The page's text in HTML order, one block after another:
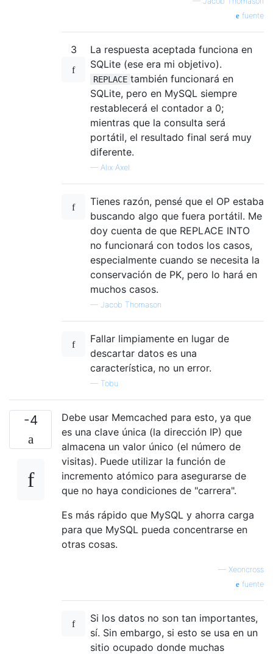
fuente
3
La respuesta aceptada funciona en
SQLite (ese era mi objetivo).
REPLACE también funcionará en
SQLite, pero en MySQL siempre
restablecerá el contador a 0;
mientras que la consulta será
portátil, el resultado final será muy
diferente.
— Alix Axel
Tienes razón, pensé que el OP estaba
buscando algo que fuera portátil. Me
doy cuenta de que REPLACE INTO
no funcionará con todos los casos,
especialmente cuando se necesita la
conservación de PK, pero lo hará en
muchos casos.
— Jacob Thomason
Fallar limpiamente en lugar de
descartar datos es una
característica, no un error.
— Tobu
-4
Debe usar Memcached para esto, ya que
es una clave única (la dirección IP) que
almacena un valor único (el número de
visitas). Puede utilizar la función de
incremento atómico para asegurarse de
que no haya condiciones de "carrera".
Es más rápido que MySQL y ahorra carga
para que MySQL pueda concentrarse en
otras cosas.
— Xeoncross
fuente
Si los datos no son tan importantes,
sí. Sin embargo, si esto se usa en un
sitio ocupado donde muchas